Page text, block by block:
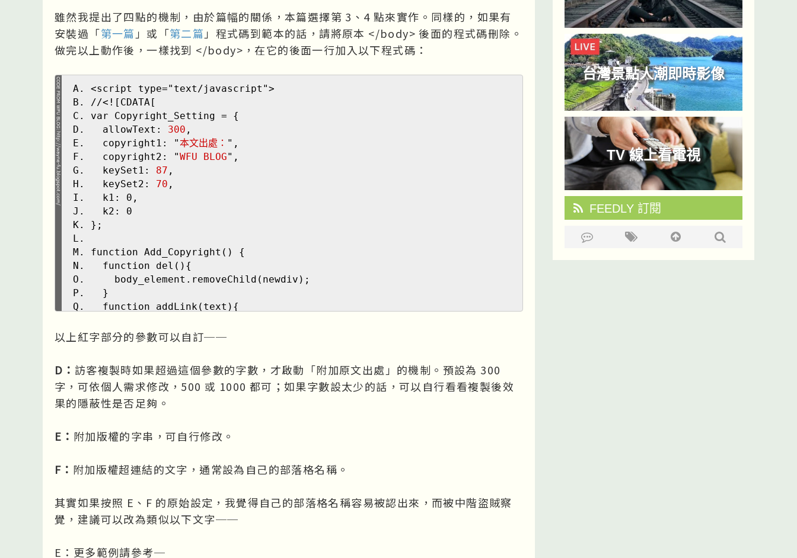
雖然我提出了四點的機制，由於篇幅的關係，本篇選擇第 3、4 點來實作。同樣的，如果有
安裝過「第一篇 」或「第二篇 」程式碼到範本的話，請將原本 </body> 後面的程式碼刪除。
做完以上動作後，一樣找到 </body>，在它的後面一行加入以下程式碼：
<script type="text/javascript">
//<![CDATA[
var Copyright_Setting = {
allowText: 300 ,
copyright1: "本文出處： ",
copyright2: "WFU BLOG",
keySet1: 87 ,
keySet2: 70 ,
k1: 0,
k2: 0
};
function Add_Copyright() {
function del(){
body_element.removeChild(newdiv);
}
function addLink(text){
for (var i = m; i< k.length; i++) {
(i + 1), p;
if (k.charCodeAt(i) == 65292) p = n + pagelink + "，" + o;
if (k.charCodeAt(i) == 44) p = n + pagelink + "," + o;
}
var body_element = document.getElementsByTagName('body')[0];
ent.location.href +"'&gt;"+ Copyright_Setting.copyright2 +"&lt;/a&g
t;";
以上紅字部分的參數可以自訂──
D： 訪客複製時如果超過這個參數的字數，才啟動「附加原文出處」的機制。預設為 300
字，可依個人需求修改，500 或 1000 都可；如果字數設太少的話，可以自行看看複製後效
果的隱蔽性是否足夠。
E： 附加版權的字串，可自行修改。
F： 附加版權超連結的文字，通常設為自己的部落格名稱。
其實如果按照 E、F 的原始設定，我覺得自己的部落格名稱容易被認出來，而被中階盜賊察
覺，建議可以改為類似以下文字──
E：更多範例請參考─
台灣景點人潮即時影像
TV 線上看電視
FEEDLY 訂閱